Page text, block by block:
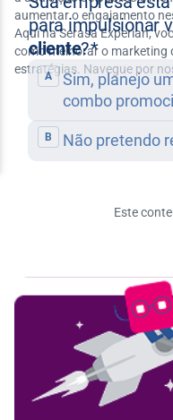
aumentar o engajamento
Aqui na Serasa Experian,
como melhorar o marketing
estratégias. Navegue por
Este